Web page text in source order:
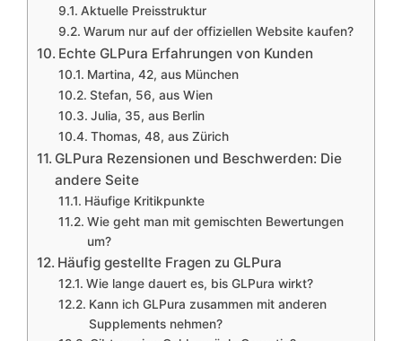
Aktuelle Preisstruktur
Warum nur auf der offiziellen Website kaufen?
Echte GLPura Erfahrungen von Kunden
Martina, 42, aus München
Stefan, 56, aus Wien
Julia, 35, aus Berlin
Thomas, 48, aus Zürich
GLPura Rezensionen und Beschwerden: Die
andere Seite
Häufige Kritikpunkte
Wie geht man mit gemischten Bewertungen
um?
Häufig gestellte Fragen zu GLPura
Wie lange dauert es, bis GLPura wirkt?
Kann ich GLPura zusammen mit anderen
Supplements nehmen?